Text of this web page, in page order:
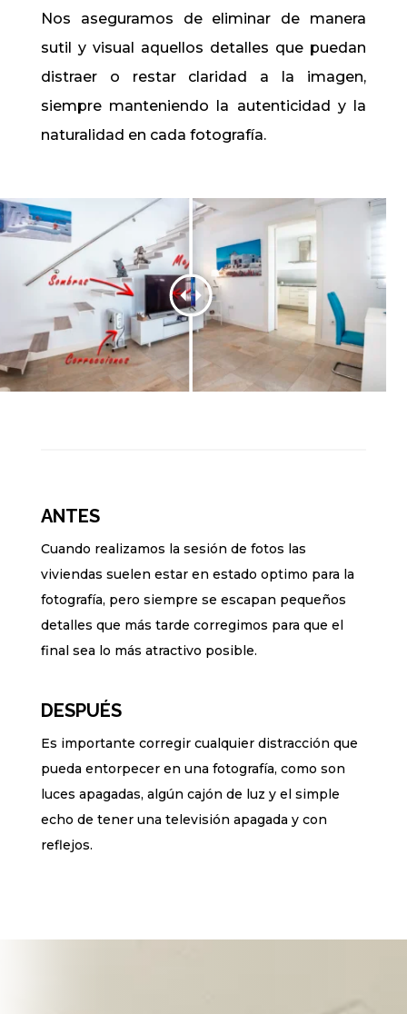
Nos aseguramos de eliminar de manera
sutil y visual aquellos detalles que puedan
distraer o restar claridad a la imagen,
siempre manteniendo la autenticidad y la
naturalidad en cada fotografía.
ANTES
Cuando realizamos la sesión de fotos las
viviendas suelen estar en estado optimo para la
fotografía, pero siempre se escapan pequeños
detalles que más tarde corregimos para que el
final sea lo más atractivo posible.
DESPUÉS
Es importante corregir cualquier distracción que
pueda entorpecer en una fotografía, como son
luces apagadas, algún cajón de luz y el simple
echo de tener una televisión apagada y con
reflejos.